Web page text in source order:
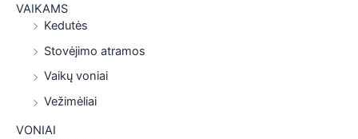
VAIKAMS
Kedutės
Stovėjimo atramos
Vaikų voniai
Vežimėliai
VONIAI